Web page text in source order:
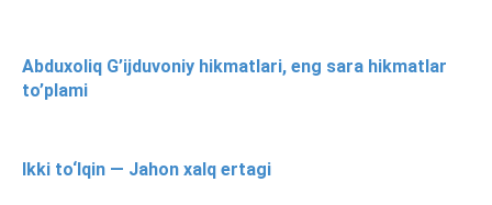
Abduxoliq G’ijduvoniy hikmatlari, eng sara hikmatlar
to’plami
Ikki to‘lqin — Jahon xalq ertagi